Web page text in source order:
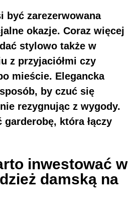
być zarezerwowana
okazje. Coraz więcej
stylowo także w
z przyjaciółmi czy
mieście. Elegancka
by czuć się
rezygnując z wygody.
która łączy
inwestować w
damską na